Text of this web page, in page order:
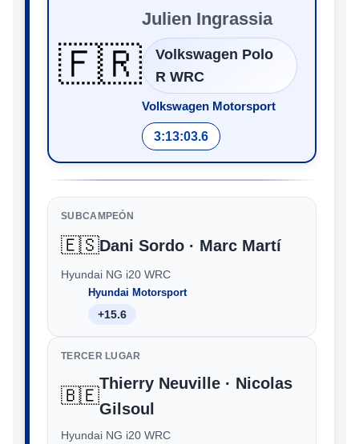
🇫🇷
Julien Ingrassia
Volkswagen Polo
R WRC
Volkswagen Motorsport
3:13:03.6
SUBCAMPEÓN
🇪🇸Dani Sordo · Marc Martí
Hyundai NG i20 WRC
Hyundai Motorsport
+15.6
TERCER LUGAR
🇧🇪
Thierry Neuville · Nicolas
Gilsoul
Hyundai NG i20 WRC